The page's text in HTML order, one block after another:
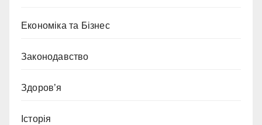
Економіка та Бізнес
Законодавство
Здоров’я
Історія